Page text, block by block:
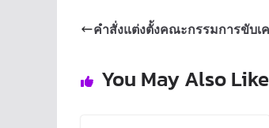
คำสั่งแต่งตั้งคณะกรรมการขับเ
You May Also Like